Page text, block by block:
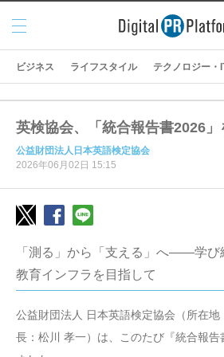
メニ
ュー
ビジネス ライフスタイル テクノロジー・
英検協会、「統合報告書2026」
公益財団法人日本英語検定協会
2026年06月02日 15:15
「測る」から「支える」へ――学び
教育インフラを目指して
公益財団法人 日本英語検定協会（所在
長：松川 孝一）は、このたび『統合報